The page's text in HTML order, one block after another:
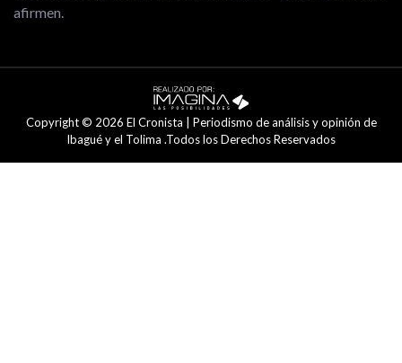
afirmen.
Copyright © 2026 El Cronista | Periodismo de análisis y opinión de
Ibagué y el Tolima .Todos los Derechos Reservados